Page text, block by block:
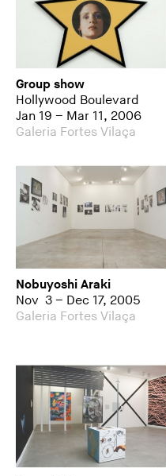
Group show
Hollywood Boulevard
Jan 19 – Mar 11, 2006
Galeria Fortes Vilaça
Nobuyoshi Araki
Nov 3 – Dec 17, 2005
Galeria Fortes Vilaça